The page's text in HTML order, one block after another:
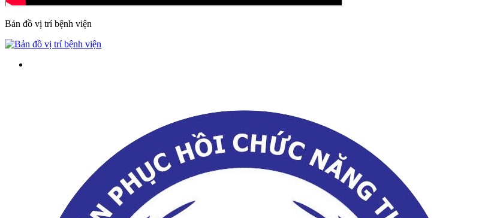
Bản đồ vị trí bệnh viện